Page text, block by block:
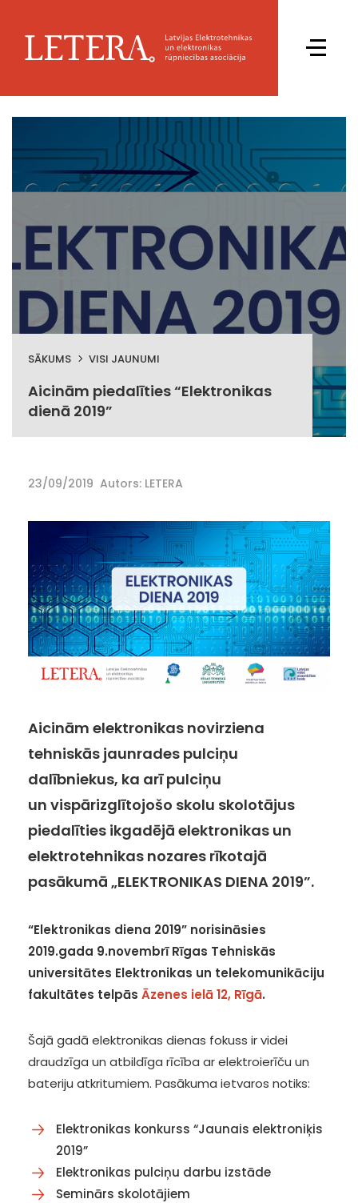
SĀKUMS VISI JAUNUMI
Aicinām piedalīties “Elektronikas
dienā 2019”
23/09/2019 Autors: LETERA
Aicinām elektronikas novirziena
tehniskās jaunrades pulciņu
dalībniekus, ka arī pulciņu
un vispārizglītojošo skolu skolotājus
piedalīties ikgadējā elektronikas un
elektrotehnikas nozares rīkotajā
pasākumā „ELEKTRONIKAS DIENA 2019”.
“Elektronikas diena 2019” norisināsies
2019.gada 9.novembrī Rīgas Tehniskās
universitātes Elektronikas un telekomunikāciju
fakultātes telpās Āzenes ielā 12, Rīgā.
Šajā gadā elektronikas dienas fokuss ir videi
draudzīga un atbildīga rīcība ar elektroierīču un
bateriju atkritumiem. Pasākuma ietvaros notiks:
Elektronikas konkurss “Jaunais elektroniķis
2019”
Elektronikas pulciņu darbu izstāde
Seminārs skolotājiem